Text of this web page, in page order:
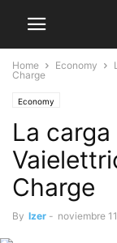
Home Economy
Charge
Economy
La
Charge
By Izer - noviembre